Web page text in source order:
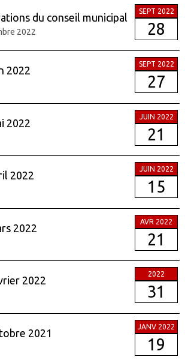
du conseil municipal
2022
SEPT 2022
28
2022
SEPT 2022
27
2022
JUIN 2022
21
2022
JUIN 2022
15
2022
AVR 2022
21
2022
2022
31
2021
JANV 2022
19